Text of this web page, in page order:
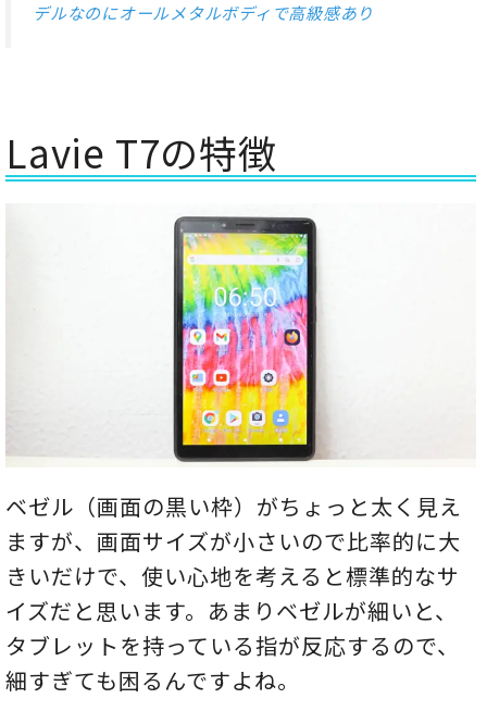
デルなのにオールメタルボディで高級感あり
Lavie T7の特徴
ベゼル（画面の黒い枠）がちょっと太く見え
ますが、画面サイズが小さいので比率的に大
きいだけで、使い心地を考えると標準的なサ
イズだと思います。あまりベゼルが細いと、
タブレットを持っている指が反応するので、
細すぎても困るんですよね。